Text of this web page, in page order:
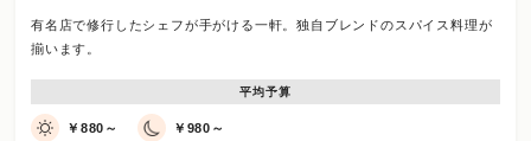
有名店で修行したシェフが手がける一軒。独自ブレンドのスパイス料理が
揃います。
平均予算
￥880～ ￥980～